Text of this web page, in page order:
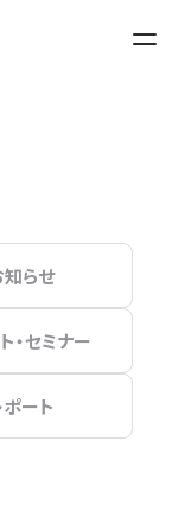
知らせ
・セミナー
ポート